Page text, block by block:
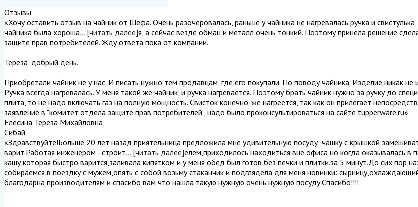
Отзывы
«Хочу оставить отзыв на чайник от Шефа. Очень разочеровалась, раньше у чайника не нагревалась ручка и
чайника была хороша... [читать далее]я, а сейчас везде обман и металл очень тонкий. Поэтому принела решение
защите прав потребителей. Жду ответа пока от компании.
Тереза, добрый день.
Приобретали чайник не у нас. И писать нужно тем продавцам, где его покупали. По поводу чайника. Изделие никак
Ручка всегда нагревалась. У меня такой же чайник, и ручка нагревается. Поэтому брать чайник нужно за ручку до
плита, то не надо включать газ на полную мощность. Свисток конечно-же нагреется, так как он прилегает
заявление в "комитет отдела защите прав потребителей", надо было проконсультироваться на сайте tupperware.ru»
Елесина Тереза Михайловна,
Сибай
«Здравствуйте!Больше 20 лет назад,приятельница предложила мне удивительную посуду: чашку с крышкой
варит.Работая инженером - строит... [читать далее]елем,приходилось находиться вне офиса,но когда оказывалась
кашу,которая быстро варится,заливала кипятком и у меня обед был готов без печки и плитки.за 5 минут.До сих
собираемся в поездку с мужем,опять с собой возьму стаканчик и подглядела для меня новинки:
благодарна производителям и спасибо,вам что нашла такую нужную очень нужную посуду.Спасибо!!!!